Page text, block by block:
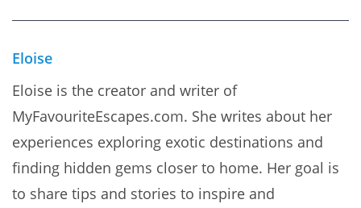
Eloise
Eloise is the creator and writer of
MyFavouriteEscapes.com. She writes about her
experiences exploring exotic destinations and
finding hidden gems closer to home. Her goal is
to share tips and stories to inspire and